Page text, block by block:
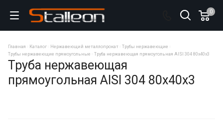
0
Главная Каталог Нержавеющий металлопрокат
Трубы нержавеющие
Трубы нержавеющие прямоугольные
Труба нержавеющая прямоугольная AISI 304 80х40х3
Труба нержавеющая
прямоугольная AISI 304 80х40х3